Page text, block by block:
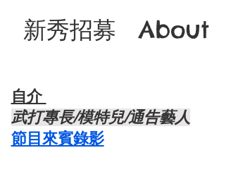
新秀招募 About
自介 ​
武打專長/模特兒/通告藝人
節目來賓錄影